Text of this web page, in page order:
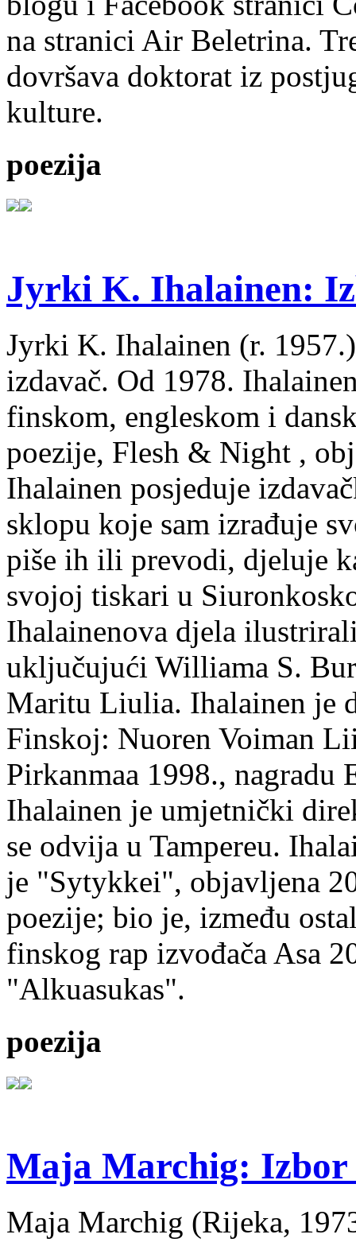
na stranici Air Beletrina.
dovršava doktorat iz
kulture.
poezija
Jyrki K. Ihalainen:
Jyrki K. Ihalainen (r.
izdavač. Od 1978.
finskom, engleskom i
poezije, Flesh & Night ,
Ihalainen posjeduje
sklopu koje sam izrađuje
piše ih ili prevodi, djeluje
svojoj tiskari u
Ihalainenova djela
uključujući Williama S.
Maritu Liulia. Ihalainen je
Finskoj: Nuoren Voiman
Pirkanmaa 1998.,
Ihalainen je umjetnički
se odvija u Tampereu.
je "Sytykkei", objavljena
poezije; bio je, između
finskog rap izvođača Asa
"Alkuasukas".
poezija
Maja Marchig: Izbor
Maja Marchig (Rijeka,